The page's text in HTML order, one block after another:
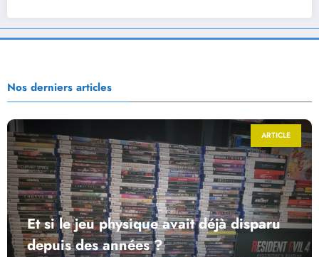
Nos derniers articles
ARTICLE
Et si le jeu physique avait déjà disparu
depuis des années ?